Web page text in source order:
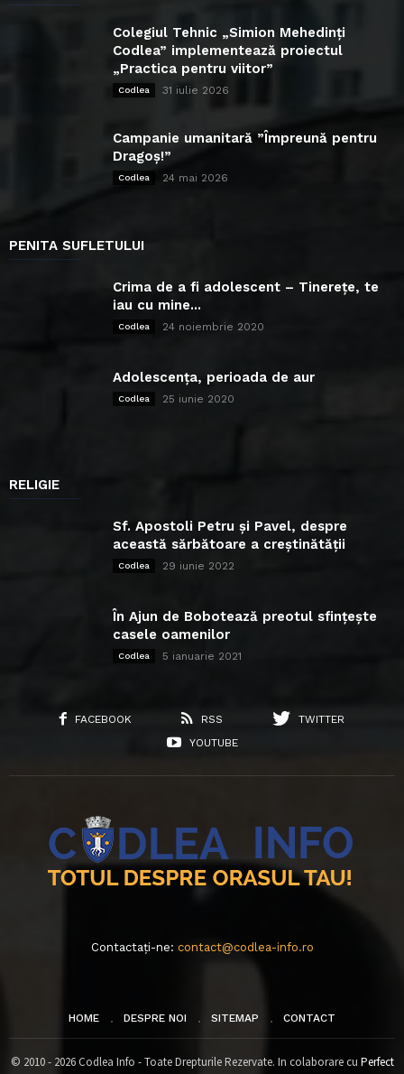
Colegiul Tehnic „Simion Mehedinți
Codlea” implementează proiectul
„Practica pentru viitor”
Codlea 31 iulie 2026
Campanie umanitară ”Împreună pentru
Dragoș!”
Codlea 24 mai 2026
PENITA SUFLETULUI
Crima de a fi adolescent – Tinerețe, te
iau cu mine...
Codlea 24 noiembrie 2020
Adolescența, perioada de aur
Codlea 25 iunie 2020
RELIGIE
Sf. Apostoli Petru și Pavel, despre
această sărbătoare a creștinătății
Codlea 29 iunie 2022
În Ajun de Bobotează preotul sfințește
casele oamenilor
Codlea 5 ianuarie 2021
FACEBOOK RSS
TWITTER
YOUTUBE
Contactați-ne: contact@codlea-info.ro
HOME DESPRE NOI SITEMAP CONTACT
© 2010 - 2026 Codlea Info - Toate Drepturile Rezervate. In colaborare cu Perfect